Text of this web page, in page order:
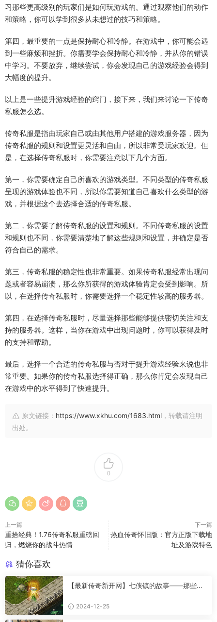
习那些更高级别的玩家们是如何玩游戏的。通过观察他们的动作
和策略，你可以学到很多从未想过的技巧和策略。
第四，最重要的一点是保持耐心和冷静。在游戏中，你可能会遇
到一些麻烦和挫折。你需要学会保持耐心和冷静，并从你的错误
中学习。不要放弃，继续尝试，你会发现自己的游戏经验会得到
大幅度的提升。
以上是一些提升游戏经验的窍门，接下来，我们来讨论一下传奇
私服怎么选。
传奇私服是指由玩家自己或由其他用户搭建的游戏服务器，因为
传奇私服的规则和设置更灵活和自由，所以非常受玩家欢迎。但
是，在选择传奇私服时，你需要注意以下几个方面。
第一，你需要确定自己所喜欢的游戏类型。不同类型的传奇私服
呈现的游戏体验也不同，所以你需要知道自己喜欢什么类型的游
戏，并根据这个去选择合适的传奇私服。
第二，你需要了解传奇私服的设置和规则。不同传奇私服的设置
和规则也不同，你需要清楚地了解这些规则和设置，并确定是否
符合自己的需求。
第三，传奇私服的稳定性也非常重要。如果传奇私服经常出现问
题或者容易崩溃，那么你所获得的游戏体验肯定会受到影响。所
以，在选择传奇私服时，你需要选择一个稳定性较高的服务器。
第四，在选择传奇私服时，尽量选择那些能够提供密切关注和支
持的服务器。这样，当你在游戏中出现问题时，你可以获得及时
的支持和帮助。
最后，选择一个合适的传奇私服与否对于提升游戏经验来说也非
常重要。如果你的传奇私服选择得正确，那么你肯定会发现自己
在游戏中的水平得到了快速提升。
原文链接： https://www.xkhu.com/1683.html ，转载请注明
出处。
0
上一篇
重拾经典！1.76传奇私服重磅回
归，燃烧你的战斗热情
下一篇
热血传奇怀旧版：官方正版下载地
址及游戏特色
猜你喜欢
【最新传奇新开网】七侠镇的故事——那些让
2024-12-25